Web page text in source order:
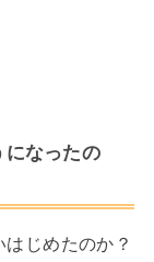
になったの
じめたのか？